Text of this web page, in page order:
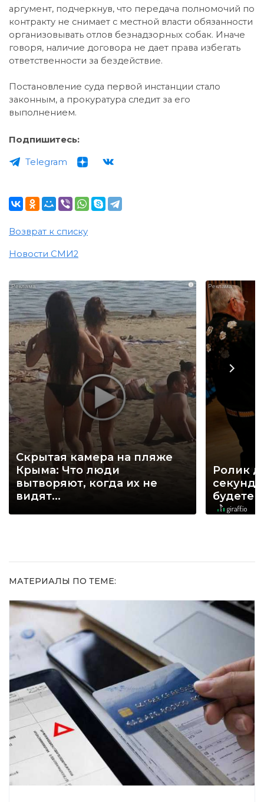
аргумент, подчеркнув, что передача полномочий по
контракту не снимает с местной власти обязанности
организовывать отлов безнадзорных собак. Иначе
говоря, наличие договора не дает права избегать
ответственности за бездействие.
Постановление суда первой инстанции стало
законным, а прокуратура следит за его
выполнением.
Подпишитесь:
Telegram
Возврат к списку
Новости СМИ2
i
Скрытая камера на пляже
Крыма: Что люди
вытворяют, когда их не
видят...
Ролик
секунд,
будете
МАТЕРИАЛЫ ПО ТЕМЕ: